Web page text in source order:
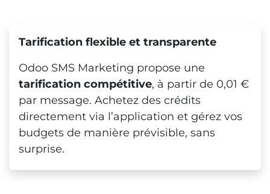
Tarification flexible et transparente
Odoo SMS Marketing propose une
tarification compétitive, à partir de 0,01 €
par message. Achetez des crédits
directement via l’application et gérez vos
budgets de manière prévisible, sans
surprise.